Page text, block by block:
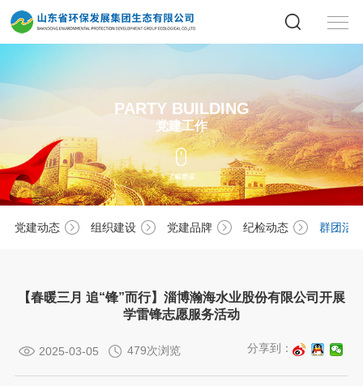
PARTY BUILDING
党建工作
党建动态 组织建设 党建品牌 纪检动态 群团活
【春暖三月 追“锋”而行】淄博瀚海水业股份有限公司开展
学雷锋志愿服务活动
2025-03-05 479次浏览 分享到：